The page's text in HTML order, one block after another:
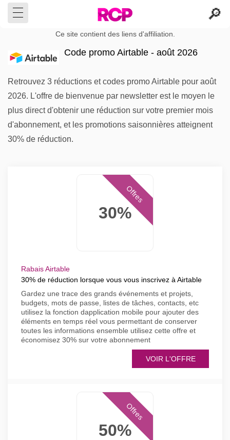
Ce site contient des liens d'affiliation.
Code promo Airtable - août 2026
Retrouvez 3 réductions et codes promo Airtable pour août
2026. L'offre de bienvenue par newsletter est le moyen le
plus direct d'obtenir une réduction sur votre premier mois
d'abonnement, et les promotions saisonnières atteignent
30% de réduction.
30%
Offres
Rabais Airtable
30% de réduction lorsque vous vous inscrivez à Airtable
Gardez une trace des grands événements et projets,
budgets, mots de passe, listes de tâches, contacts, etc
utilisez la fonction dapplication mobile pour ajouter des
éléments en temps réel vous permettant de conserver
toutes les informations ensemble utilisez cette offre et
économisez 30% sur votre abonnement
VOIR L'OFFRE
50%
Offres